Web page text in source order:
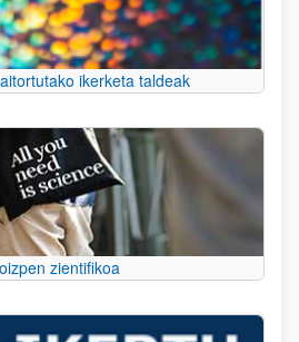
ikerketa taldeak
zientifikoa